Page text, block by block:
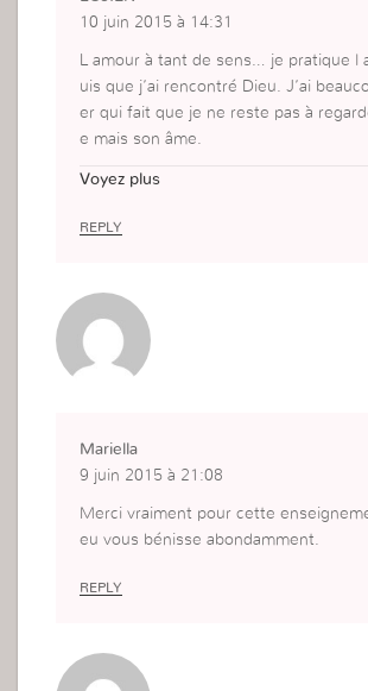
10 juin 2015 à 14:31
L amour à tant de sens… je pratique l
uis que j’ai rencontré Dieu. J’ai
er qui fait que je ne reste pas à
e mais son âme.
surais pas cet amour. Je l utilisais de
Cet article me fait beaucoup réfléchir
de à Dieu de me guider pour utiliser l
j’ai au – dedans de moi correctement.
Voyez plus
REPLY
Mariella
9 juin 2015 à 21:08
Merci vraiment pour cette
eu vous bénisse abondamment.
REPLY